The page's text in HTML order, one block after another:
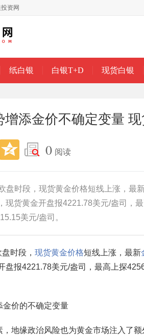
资网
纸白银 白银T+D 现货白银
增添金价不确定变量
0 阅读
盘时段，现货黄金价格短线上涨，最
现货黄金开盘报4221.78美元/盎司，
美元/盎司。
时段， 现货黄金价格短线上涨，最新
盘报4221.78美元/盎司，最高上探
金价的不确定变量
，地缘政治风险也为黄金市场注入了